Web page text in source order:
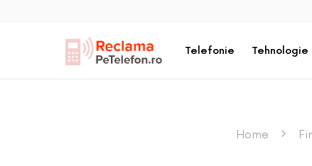
Telefonie Tehnologie
Home